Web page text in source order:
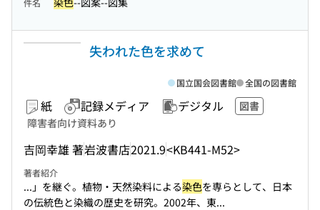
件名
失われた色を求めて
紙 記録メディア デジタル
図書
障害者向け資料あり
吉岡幸雄 著岩波書店2021.9<KB441-M52>
国立国会図書館 全国の図書館
著者紹介
...」を継ぐ。植物・天然染料による染色を専らとして、日本
の伝統色と染織の歴史を研究。2002年、東...